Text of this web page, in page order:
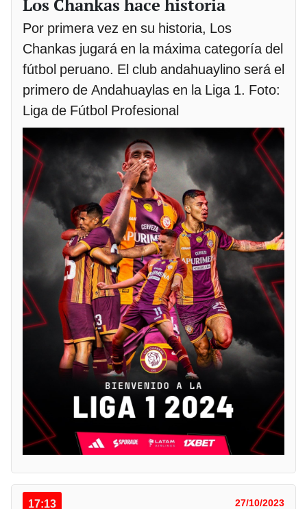
Los Chankas hace historia
Por primera vez en su historia, Los
Chankas jugará en la máxima categoría del
fútbol peruano. El club andahuaylino será el
primero de Andahuaylas en la Liga 1. Foto:
Liga de Fútbol Profesional
17:13 27/10/2023